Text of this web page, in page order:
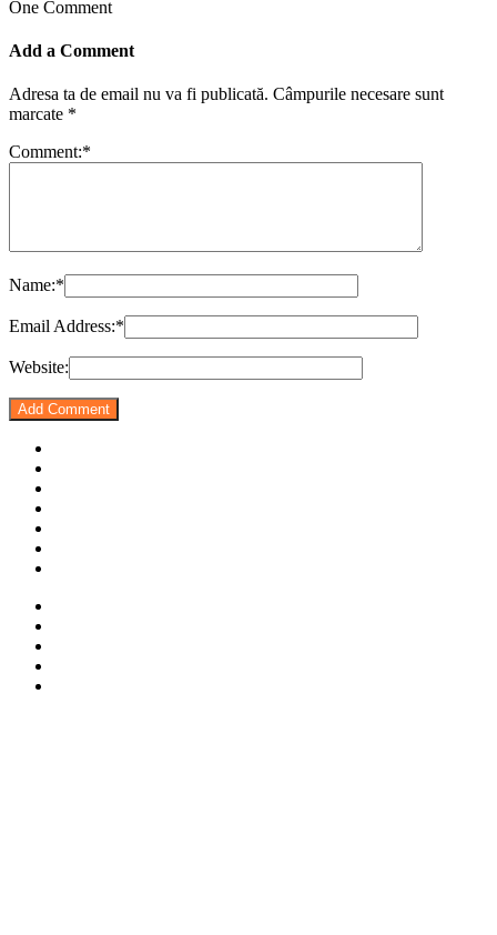
One Comment
Add a Comment
Adresa ta de email nu va fi publicată. Câmpurile necesare sunt
marcate *
Comment:*
Name:*
Email Address:*
Website: